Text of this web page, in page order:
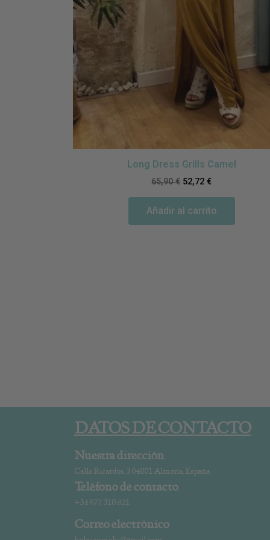
Long Dress Grills Camel
65,90€ 52,72 €
Añadir al carrito
DATOS DE CONTACTO
Nuestra dirección
Calle Ricardos, 3 04001 Almería, España
Teléfono de contacto
+34 677 310 821
Correo electrónico